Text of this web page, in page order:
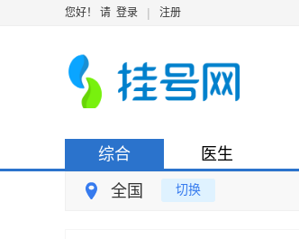
您好！ 请 登录 | 注册
综合 医生
全国 切换